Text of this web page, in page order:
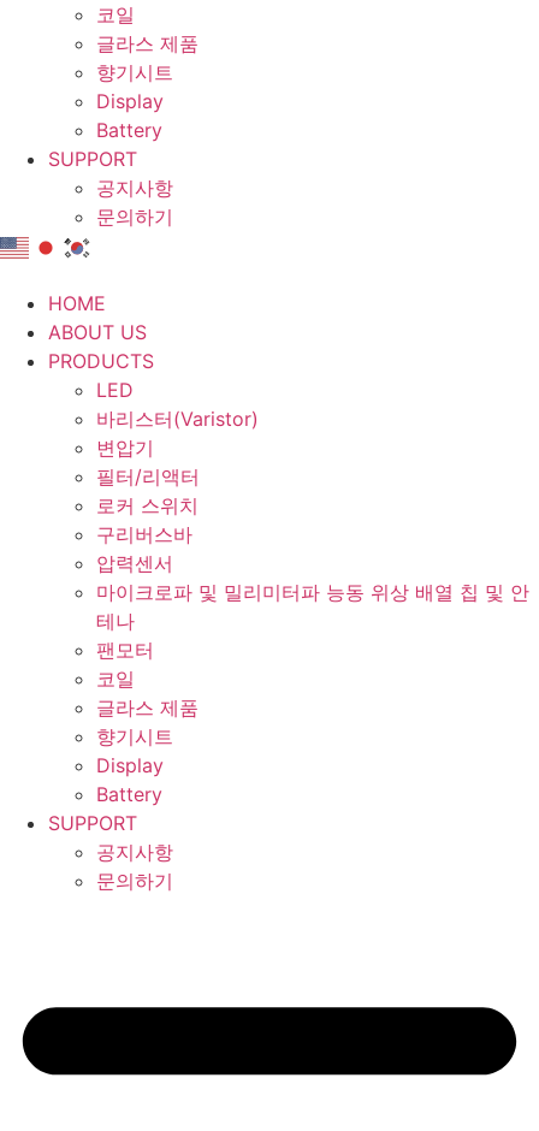
코일
글라스 제품
향기시트
Display
Battery
SUPPORT
공지사항
문의하기
HOME
ABOUT US
PRODUCTS
LED
바리스터(Varistor)
변압기
필터/리액터
로커 스위치
구리버스바
압력센서
마이크로파 및 밀리미터파 능동 위상 배열 칩 및 안
테나
팬모터
코일
글라스 제품
향기시트
Display
Battery
SUPPORT
공지사항
문의하기